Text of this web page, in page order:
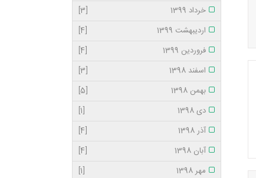
خرداد 1399
[3]
اردیبهشت 1399
[4]
فروردین 1399
[4]
اسفند 1398
[3]
بهمن 1398
[5]
دی 1398
[1]
آذر 1398
[4]
آبان 1398
[4]
مهر 1398
[1]